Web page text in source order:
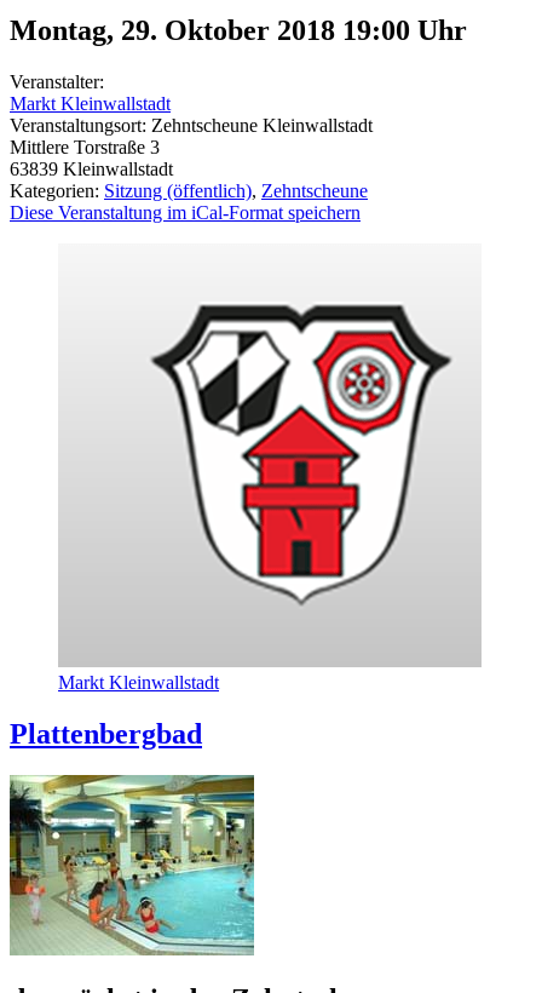
Montag, 29. Oktober 2018 19:00 Uhr
Veranstalter:
Markt Kleinwallstadt
Veranstaltungsort: Zehntscheune Kleinwallstadt
Mittlere Torstraße 3
63839 Kleinwallstadt
Kategorien: Sitzung (öffentlich), Zehntscheune
Diese Veranstaltung im iCal-Format speichern
Markt Kleinwallstadt
Plattenbergbad